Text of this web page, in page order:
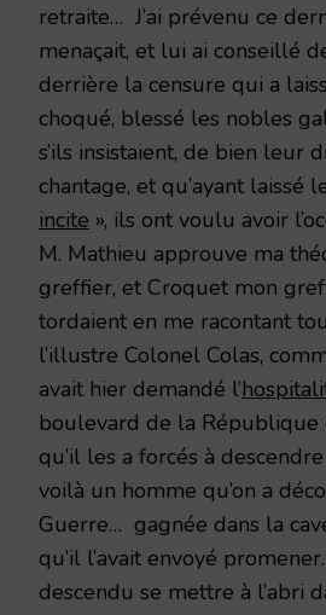
retraite… J’ai prévenu ce
menaçait, et lui ai conseillé
derrière la censure qui a
choqué, blessé les nobles
s’ils insistaient, de bien leur
chantage, et qu’ayant laissé
incite », ils ont voulu avoir
M. Mathieu approuve ma
greffier, et Croquet mon
tordaient en me racontant
l’illustre Colonel Colas,
avait hier demandé l’
boulevard de la
qu’il les a forcés à
voilà un homme qu’on a
Guerre… gagnée dans la
qu’il l’avait envoyé
descendu se mettre à l’abri